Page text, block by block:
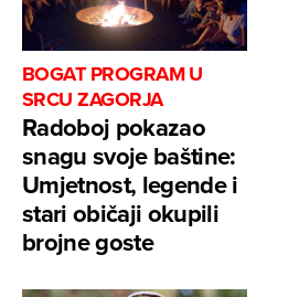
BOGAT PROGRAM U
SRCU ZAGORJA
Radoboj pokazao
snagu svoje baštine:
Umjetnost, legende i
stari običaji okupili
brojne goste